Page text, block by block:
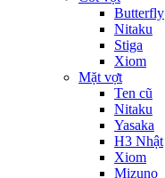
Butterfly
Nitaku
Stiga
Xiom
Mặt vợt
Ten cũ
Nitaku
Yasaka
H3 Nhật
Xiom
Mizuno